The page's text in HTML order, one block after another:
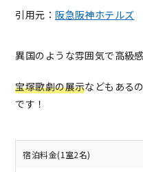
引用元： 阪急阪神ホテルズ
異国のような雰囲気で高級
宝塚歌劇の展示などもある
です！
宿泊料金(1室2名)